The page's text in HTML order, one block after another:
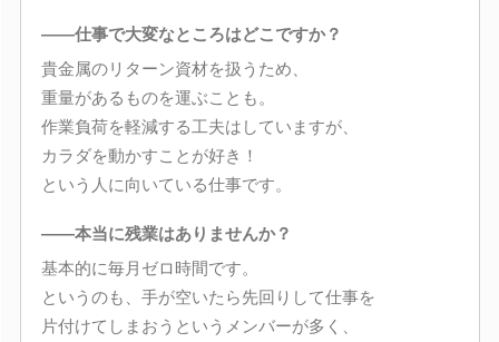
――仕事で大変なところはどこですか？
貴金属のリターン資材を扱うため、
重量があるものを運ぶことも。
作業負荷を軽減する工夫はしていますが、
カラダを動かすことが好き！
という人に向いている仕事です。
――本当に残業はありませんか？
基本的に毎月ゼロ時間です。
というのも、手が空いたら先回りして仕事を
片付けてしまおうというメンバーが多く、